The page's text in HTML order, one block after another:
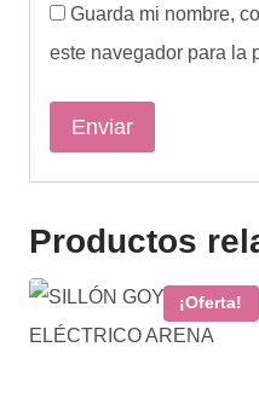
Guarda mi nombre,
este navegador para la
Productos
¡Oferta!